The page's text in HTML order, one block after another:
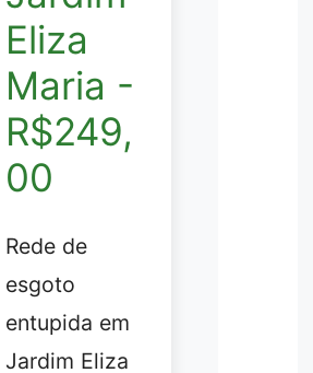
Eliza
Maria -
R$249,
00
Rede de
esgoto
entupida em
Jardim Eliza